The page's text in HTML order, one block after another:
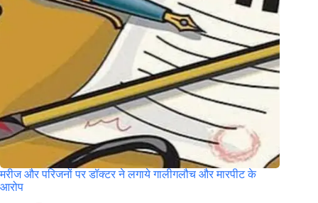
मरीज और परिजनों पर डॉक्टर ने लगाये गालीगलौच और मारपीट के
आरोप